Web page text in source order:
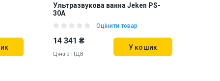
Ультразвукова ванна Jeken PS-
30A
Оцінити товар
14 341 ₴
Ціна з ПДВ
У кошик